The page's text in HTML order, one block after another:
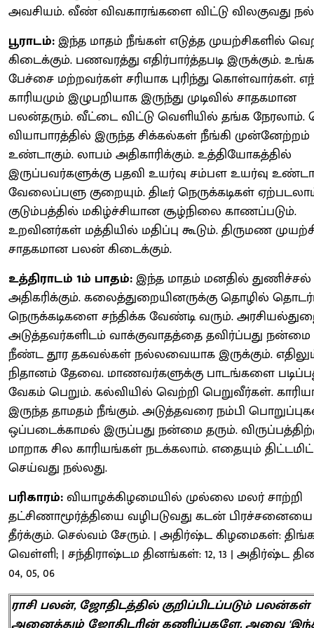
அவசியம். வீண் விவகாரங்களை விட்டு விலகுவது
பூராடம்:இந்த மாதம் நீங்கள் எடுத்த முயற்சிகளில்
கிடைக்கும். பணவரத்து எதிர்பார்த்தபடி இருக்கும்.
பேச்சை மற்றவர்கள் சரியாக புரிந்து கொள்வார்கள்.
காரியமும் இழுபறியாக இருந்து முடிவில் சாதகமான
பலன்தரும். வீட்டை விட்டு வெளியில் தங்க
வியாபாரத்தில் இருந்த சிக்கல்கள் நீங்கி முன்னேற்றம்
உண்டாகும். லாபம் அதிகாரிக்கும். உத்தியோகத்தில்
இருப்பவர்களுக்கு பதவி உயர்வு சம்பள உயர்வு
வேலைப்பளு குறையும். திடீர் நெருக்கடிகள்
குடும்பத்தில் மகிழ்ச்சியான சூழ்நிலை காணப்படும்.
உறவினர்கள் மத்தியில் மதிப்பு கூடும். திருமண
சாதகமான பலன் கிடைக்கும்.
உத்திராடம் 1ம் பாதம்:இந்த மாதம் மனதில் துணிச்சல்
அதிகரிக்கும். கலைத்துறையினருக்கு தொழில்
நெருக்கடிகளை சந்திக்க வேண்டி வரும்.
அடுத்தவர்களிடம் வாக்குவாதத்தை தவிர்ப்பது நன்மை
நீண்ட தூர தகவல்கள் நல்லவையாக இருக்கும்.
நிதானம் தேவை. மாணவர்களுக்கு பாடங்களை
வேகம் பெறும். கல்வியில் வெற்றி பெறுவீர்கள்.
இருந்த தாமதம் நீங்கும். அடுத்தவரை நம்பி
ஒப்படைக்காமல் இருப்பது நன்மை தரும்.
மாறாக சில காரியங்கள் நடக்கலாம். எதையும்
செய்வது நல்லது.
பரிகாரம்:வியாழக்கிழமையில் முல்லை மலர் சாற்றி
தட்சிணாமூர்த்தியை வழிபடுவது கடன் பிரச்சனையை
தீர்க்கும். செல்வம் சேரும். | அதிர்ஷ்ட கிழமைகள்:
வெள்ளி; | சந்திராஷ்டம தினங்கள்: 12, 13 | அதிர்ஷ்ட
04, 05, 06
ராசி பலன், ஜோதிடத்தில் குறிப்பிடப்படும் பலன்கள்